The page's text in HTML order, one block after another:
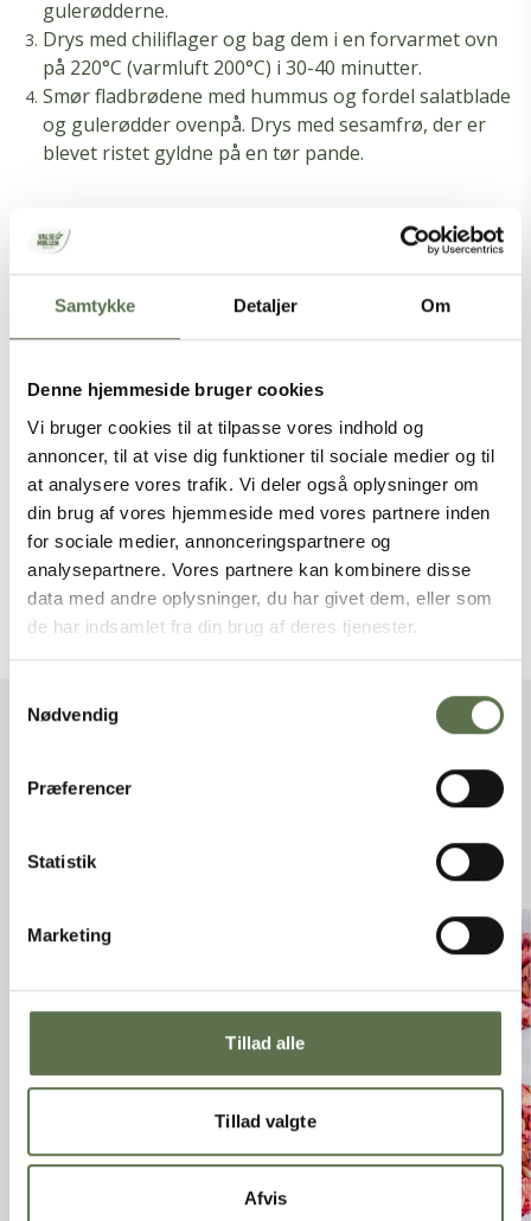
Samtykke Detaljer Om
Denne hjemmeside bruger cookies
Vi bruger cookies til at tilpasse vores indhold og
annoncer, til at vise dig funktioner til sociale medier og til
at analysere vores trafik. Vi deler også oplysninger om
din brug af vores hjemmeside med vores partnere inden
for sociale medier, annonceringspartnere og
analysepartnere. Vores partnere kan kombinere disse
data med andre oplysninger, du har givet dem, eller som
de har indsamlet fra din brug af deres tjenester.
Nødvendig
Præferencer
Statistik
Marketing
Tillad alle
Tillad valgte
Afvis
gulerødderne.
Drys med chiliflager og bag dem i en forvarmet ovn
på 220°C (varmluft 200°C) i 30-40 minutter.
Smør fladbrødene med hummus og fordel salatblade
og gulerødder ovenpå. Drys med sesamfrø, der er
blevet ristet gyldne på en tør pande.
Del opskrift:
ANDRE GODE OPSKRIFTER